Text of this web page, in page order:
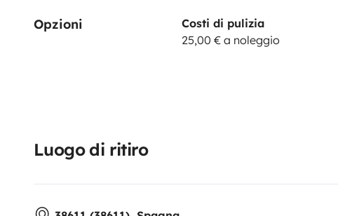
Opzioni
Costi di pulizia
25,00 € a noleggio
Luogo di ritiro